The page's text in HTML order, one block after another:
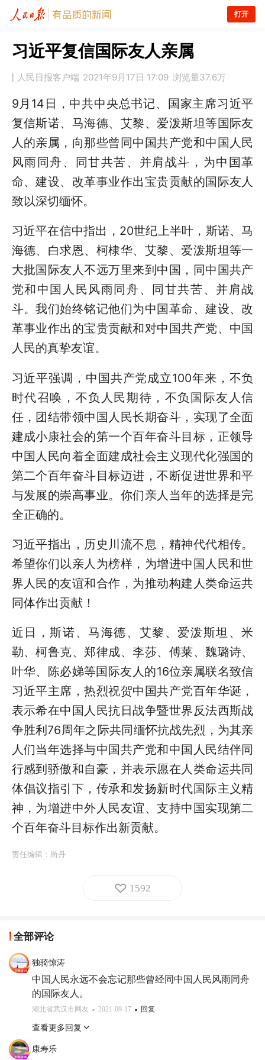
打开
习近平复信国际友人亲属
人民日报客户端 2021年9月17日 17:09 浏览量37.6万
9月14日，中共中央总书记、国家主席习近平
复信斯诺、马海德、艾黎、爱泼斯坦等国际友
人的亲属，向那些曾同中国共产党和中国人民
风雨同舟、同甘共苦、并肩战斗，为中国革
命、建设、改革事业作出宝贵贡献的国际友人
致以深切缅怀。
习近平在信中指出，20世纪上半叶，斯诺、马
海德、白求恩、柯棣华、艾黎、爱泼斯坦等一
大批国际友人不远万里来到中国，同中国共产
党和中国人民风雨同舟、同甘共苦、并肩战
斗。我们始终铭记他们为中国革命、建设、改
革事业作出的宝贵贡献和对中国共产党、中国
人民的真挚友谊。
习近平强调，中国共产党成立100年来，不负
时代召唤，不负人民期待，不负国际友人信
任，团结带领中国人民长期奋斗，实现了全面
建成小康社会的第一个百年奋斗目标，正领导
中国人民向着全面建成社会主义现代化强国的
第二个百年奋斗目标迈进，不断促进世界和平
与发展的崇高事业。你们亲人当年的选择是完
全正确的。
习近平指出，历史川流不息，精神代代相传。
希望你们以亲人为榜样，为增进中国人民和世
界人民的友谊和合作，为推动构建人类命运共
同体作出贡献！
近日，斯诺、马海德、艾黎、爱泼斯坦、米
勒、柯鲁克、郑律成、李莎、傅莱、魏璐诗、
叶华、陈必娣等国际友人的16位亲属联名致信
习近平主席，热烈祝贺中国共产党百年华诞，
表示希在中国人民抗日战争暨世界反法西斯战
争胜利76周年之际共同缅怀抗战先烈，为其亲
人们当年选择与中国共产党和中国人民结伴同
行感到骄傲和自豪，并表示愿在人类命运共同
体倡议指引下，传承和发扬新时代国际主义精
神，为增进中外人民友谊、支持中国实现第二
个百年奋斗目标作出新贡献。
责任编辑： 尚丹
1592
全部评论
独骑惊涛
中国人民永远不会忘记那些曾经同中国人民风雨同舟
的国际友人。
湖北省武汉市网友 2021-09-17 回复
查看更多回复
康寿乐